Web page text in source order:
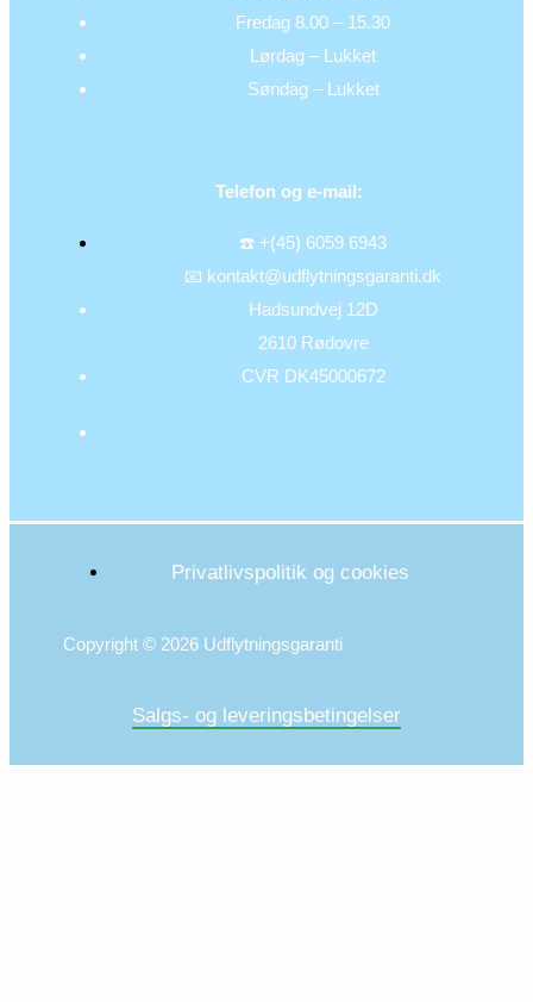
Fredag 8.00 – 15.30
Lørdag – Lukket
Søndag – Lukket
Telefon og e-mail:
☎️ +(45) 6059 6943
📧 kontakt@udflytningsgaranti.dk
Hadsundvej 12D
2610 Rødovre
CVR DK45000672
Privatlivspolitik og cookies
Copyright © 2026 Udflytningsgaranti
Salgs- og leveringsbetingelser